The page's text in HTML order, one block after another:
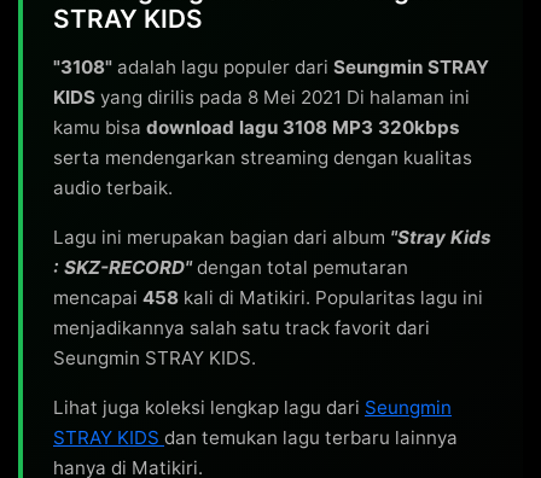
STRAY KIDS
"3108" adalah lagu populer dari Seungmin STRAY
KIDS yang dirilis pada 8 Mei 2021 Di halaman ini
kamu bisa download lagu 3108 MP3 320kbps
serta mendengarkan streaming dengan kualitas
audio terbaik.
Lagu ini merupakan bagian dari album "Stray Kids
: SKZ-RECORD"dengan total pemutaran
mencapai 458 kali di Matikiri. Popularitas lagu ini
menjadikannya salah satu track favorit dari
Seungmin STRAY KIDS.
Lihat juga koleksi lengkap lagu dari Seungmin
STRAY KIDS dan temukan lagu terbaru lainnya
hanya di Matikiri.